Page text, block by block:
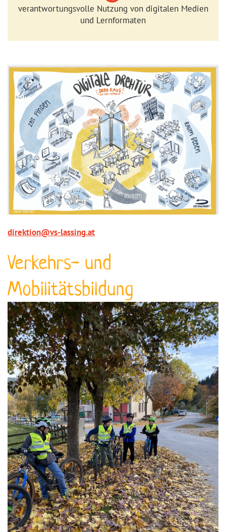
verantwortungsvolle Nutzung von digitalen Medien
und Lernformaten
direktion@vs-lassing.at
Verkehrs- und
Mobilitätsbildung